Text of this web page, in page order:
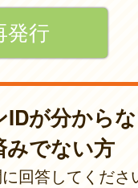
IDが分から
みでない方
回答してくださ